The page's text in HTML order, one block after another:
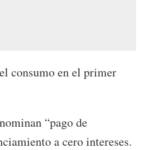
consumo en el primer
“pago de
a cero intereses.